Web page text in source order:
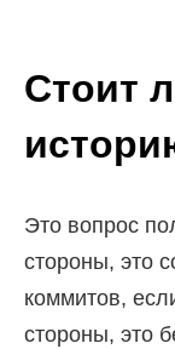
Стоит
Это вопрос
стороны, это
коммитов,
стороны, это